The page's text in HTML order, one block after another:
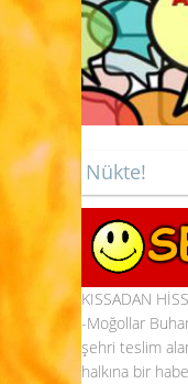
Nükte!
KISSADAN
-Moğollar
şehri teslim
halkına bir